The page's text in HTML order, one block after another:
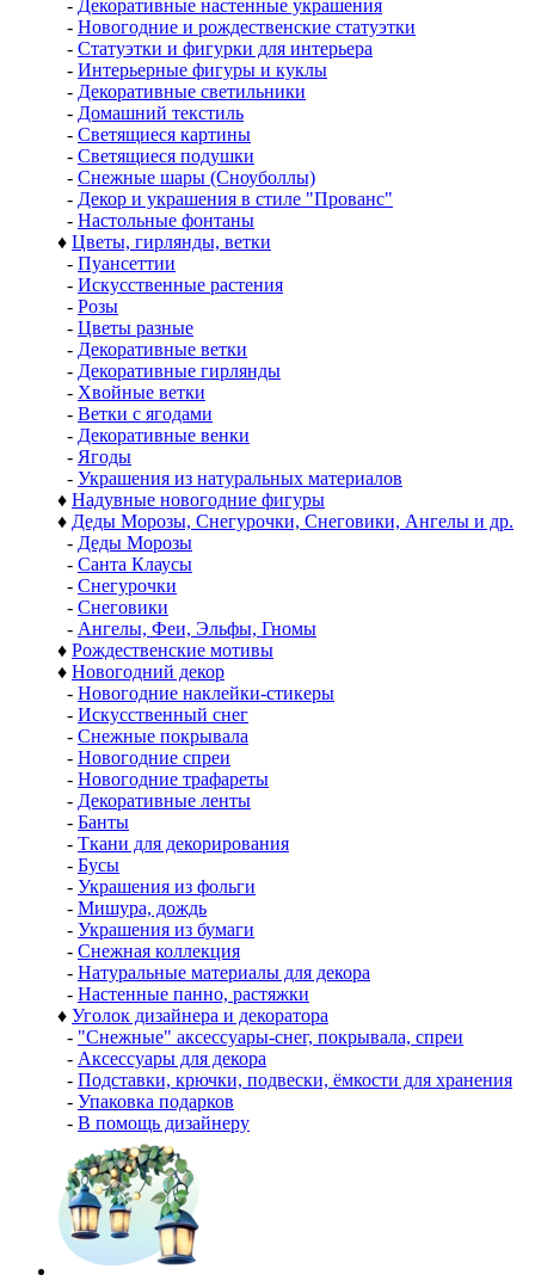
- Декоративные настенные украшения
- Новогодние и рождественские статуэтки
- Статуэтки и фигурки для интерьера
- Интерьерные фигуры и куклы
- Декоративные светильники
- Домашний текстиль
- Светящиеся картины
- Светящиеся подушки
- Снежные шары (Сноуболлы)
- Декор и украшения в стиле "Прованс"
- Настольные фонтаны
♦ Цветы, гирлянды, ветки
- Пуансеттии
- Искусственные растения
- Розы
- Цветы разные
- Декоративные ветки
- Декоративные гирлянды
- Хвойные ветки
- Ветки с ягодами
- Декоративные венки
- Ягоды
- Украшения из натуральных материалов
♦ Надувные новогодние фигуры
♦ Деды Морозы, Снегурочки, Снеговики, Ангелы и др.
- Деды Морозы
- Санта Клаусы
- Снегурочки
- Снеговики
- Ангелы, Феи, Эльфы, Гномы
♦ Рождественские мотивы
♦ Новогодний декор
- Новогодние наклейки-стикеры
- Искусственный снег
- Снежные покрывала
- Новогодние спреи
- Новогодние трафареты
- Декоративные ленты
- Банты
- Ткани для декорирования
- Бусы
- Украшения из фольги
- Мишура, дождь
- Украшения из бумаги
- Снежная коллекция
- Натуральные материалы для декора
- Настенные панно, растяжки
♦ Уголок дизайнера и декоратора
- "Снежные" аксессуары-снег, покрывала, спреи
- Аксессуары для декора
- Подставки, крючки, подвески, ёмкости для хранения
- Упаковка подарков
- В помощь дизайнеру